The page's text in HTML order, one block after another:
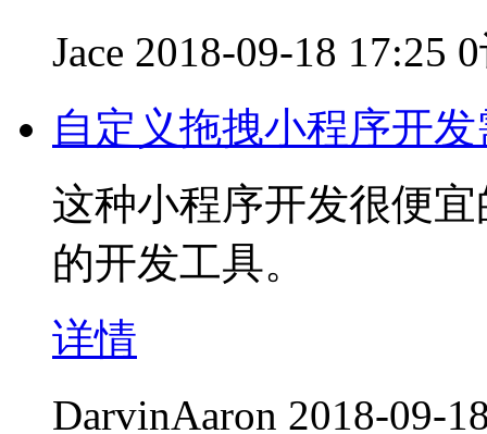
Jace 2018-09-18 17:25
自定义拖拽小程序开
这种小程序开发很便
的开发工具。
详情
DarvinAaron 2018-09-